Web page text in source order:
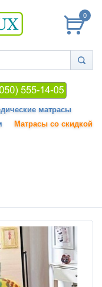
0
матрасы
Матрасы со скидкой